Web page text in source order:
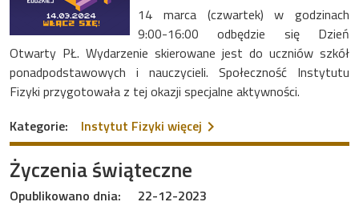
14 marca (czwartek) w godzinach
9:00-16:00 odbędzie się Dzień
Otwarty PŁ. Wydarzenie skierowane jest do uczniów szkół
ponadpodstawowych i nauczycieli. Społeczność Instytutu
Fizyki przygotowała z tej okazji specjalne aktywności.
Kategorie:
Instytut Fizyki więcej na temat Instytut Fizyki
Życzenia świąteczne
Opublikowano dnia:
22-12-2023